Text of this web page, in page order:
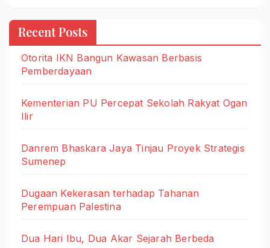
Recent Posts
Otorita IKN Bangun Kawasan Berbasis
Pemberdayaan
Kementerian PU Percepat Sekolah Rakyat Ogan
Ilir
Danrem Bhaskara Jaya Tinjau Proyek Strategis
Sumenep
Dugaan Kekerasan terhadap Tahanan
Perempuan Palestina
Dua Hari Ibu, Dua Akar Sejarah Berbeda